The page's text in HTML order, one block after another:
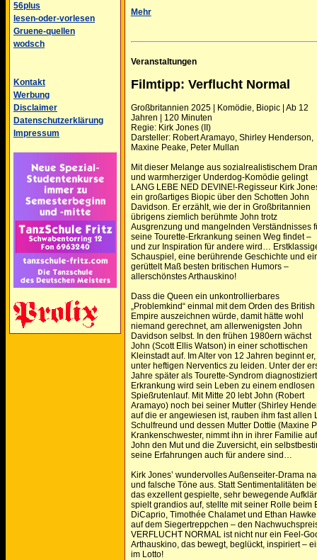
56plus
lesen-oder-vorlesen
Gruene-quellen
wodsch
Kontakt
Werbung
Disclaimer
Datenschutzerklärung
Impressum
Mehr
Veranstaltungen
Filmtipp: Verflucht Normal
Großbritannien 2025 | Komödie, Biopic | Ab 12
Jahren | 120 Minuten
Regie: Kirk Jones (II)
Darsteller: Robert Aramayo, Shirley Henderson,
Maxine Peake, Peter Mullan
Mit dieser Melange aus sozialrealistischem
und warmherziger Underdog-Komödie gelingt
LANG LEBE NED DEVINE!-Regisseur Kirk
ein großartiges Biopic über den Schotten John
Davidson. Er erzählt, wie der in Großbritannien
übrigens ziemlich berühmte John trotz
Ausgrenzung und mangelnden Verständnisses
seine Tourette-Erkrankung seinen Weg findet –
und zur Inspiration für andere wird…
Schauspiel, eine berührende Geschichte und
gerüttelt Maß besten britischen Humors –
allerschönstes Arthauskino!
Dass die Queen ein unkontrollierbares
„Problemkind“ einmal mit dem Orden des British
Empire auszeichnen würde, damit hätte wohl
niemand gerechnet, am allerwenigsten John
Davidson selbst. In den frühen 1980ern wächst
John (Scott Ellis Watson) in einer schottischen
Kleinstadt auf. Im Alter von 12 Jahren beginnt er,
unter heftigen Nerventics zu leiden. Unter der
Jahre später als Tourette-Syndrom
Erkrankung wird sein Leben zu einem endlosen
Spießrutenlauf. Mit Mitte 20 lebt John (Robert
Aramayo) noch bei seiner Mutter (Shirley
auf die er angewiesen ist, rauben ihm fast
Schulfreund und dessen Mutter Dottie (Maxine
Krankenschwester, nimmt ihn in ihrer Familie
John den Mut und die Zuversicht, ein
seine Erfahrungen auch für andere sind…
Kirk Jones’ wundervolles Außenseiter-Drama
und falsche Töne aus. Statt Sentimentalitäten
das exzellent gespielte, sehr bewegende
spielt grandios auf, stellte mit seiner Rolle beim
DiCaprio, Timothée Chalamet und Ethan
auf dem Siegertreppchen – den
VERFLUCHT NORMAL ist nicht nur ein Feel-
Arthauskino, das bewegt, beglückt, inspiriert –
im Lotto!